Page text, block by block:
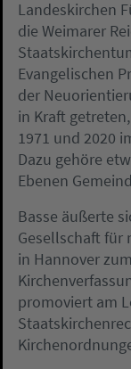
Landeskirchen
die Weimarer
Evangelischen
der
in Kraft
1971 und 2020
Dazu gehöre
Ebenen
Basse äußerte
Gesellschaft für
in Hannover
promoviert am